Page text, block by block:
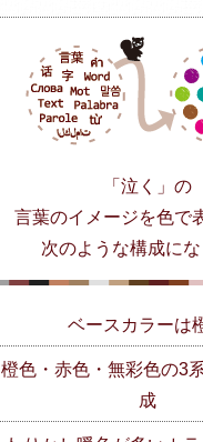
「泣く」の
言葉のイメージを色で
次のような構成に
ベースカラーは
橙色・赤色・無彩色の3
成